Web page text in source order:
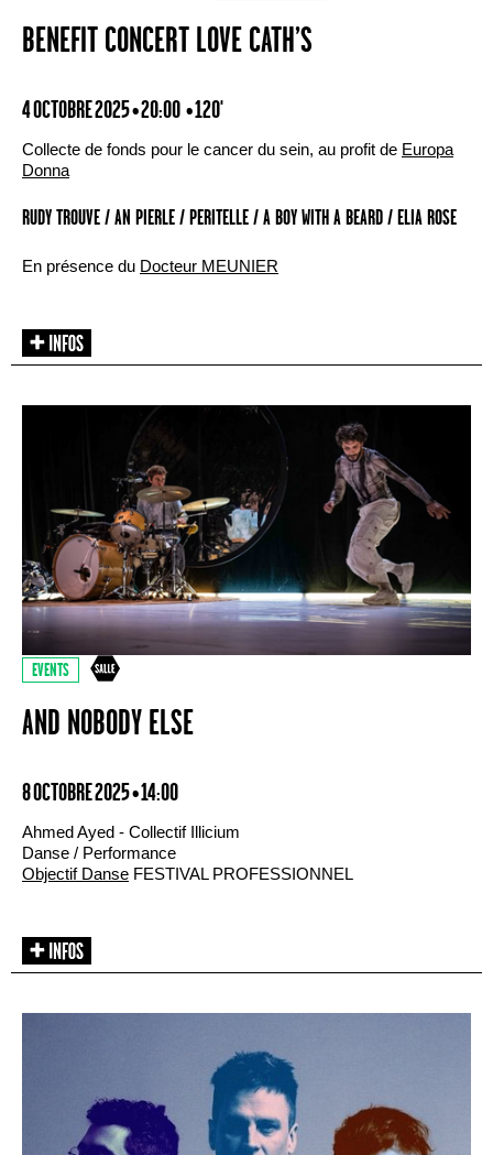
BENEFIT CONCERT LOVE CATH’S
4 OCTOBRE 2025 • 20:00 • 120'
Collecte de fonds pour le cancer du sein, au profit de Europa
Donna
RUDY TROUVE / AN PIERLE / PERITELLE / A BOY WITH A BEARD / ELIA ROSE
En présence du Docteur MEUNIER
EVENTS
AND NOBODY ELSE
8 OCTOBRE 2025 • 14:00
Ahmed Ayed - Collectif Illicium
Danse / Performance
Objectif Danse FESTIVAL PROFESSIONNEL